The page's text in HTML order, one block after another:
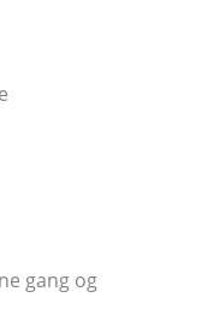
gang og